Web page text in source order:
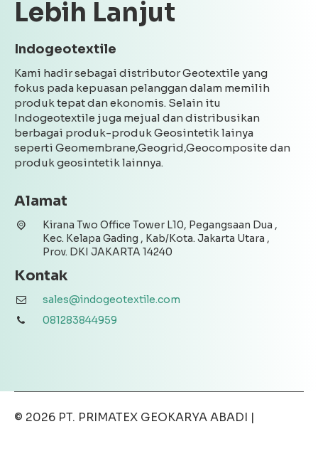
Lebih Lanjut
Indogeotextile
Kami hadir sebagai distributor Geotextile yang
fokus pada kepuasan pelanggan dalam memilih
produk tepat dan ekonomis. Selain itu
Indogeotextile juga mejual dan distribusikan
berbagai produk-produk Geosintetik lainya
seperti Geomembrane,Geogrid,Geocomposite dan
produk geosintetik lainnya.
Alamat
Kirana Two Office Tower L10, Pegangsaan Dua ,
Kec. Kelapa Gading , Kab/Kota. Jakarta Utara ,
Prov. DKI JAKARTA 14240
Kontak
sales@indogeotextile.com
081283844959
© 2026 PT. PRIMATEX GEOKARYA ABADI |